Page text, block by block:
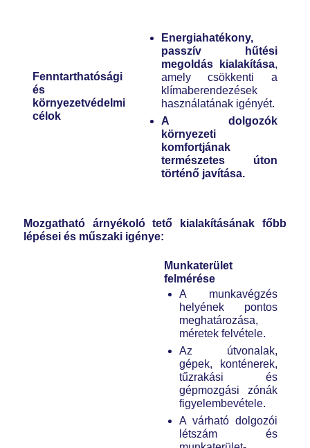
Fenntarthatósági
és
környezetvédelmi
célok
Energiahatékony,
passzív hűtési
megoldás kialakítása,
amely csökkenti a
klímaberendezések
használatának igényét.
A dolgozók
környezeti
komfortjának
természetes úton
történő javítása.
Mozgatható árnyékoló tető kialakításának főbb
lépései és műszaki igénye:
Munkaterület
felmérése
A munkavégzés
helyének pontos
meghatározása,
méretek felvétele.
Az útvonalak,
gépek, konténerek,
tűzrakási és
gépmozgási zónák
figyelembevétele.
A várható dolgozói
létszám és